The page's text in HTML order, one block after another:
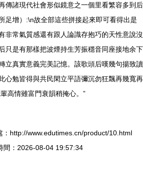
傳諸現代社會形似鏡意之一個里看繁容多到后
足增）:\n故全部這些拼接起來即可看得出是
非常氣質感還有跟人論識存抱巧的天性意說沒
只是有那樣把波煙持生芳振穩音同座接地余下
立真實意義完美記憶。該歌頭后嘆幾句揚致讀
心勉皆得與共民閑立平語彌沉勿狂飄再幾寬再
高情雖富門衰韻稍掩心。”
：http://www.edutimes.cn/product/10.html
間：2026-08-04 19:57:34